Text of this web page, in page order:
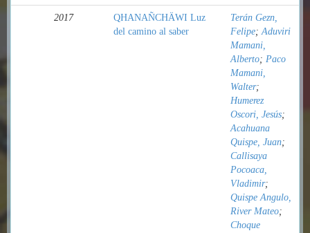
2017
QHANAÑCHÄWI Luz
del camino al saber
Terán Gezn,
Felipe;Aduviri
Mamani,
Alberto; Paco
Mamani,
Walter;
Humerez
Oscori, Jesús;
Acahuana
Quispe, Juan;
Callisaya
Pocoaca,
Vladimir;
Quispe Angulo,
River Mateo;
Choque